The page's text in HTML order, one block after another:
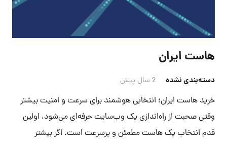
هاست ایران
دسته‌بندی نشده 2 سال پیش
خرید هاست ایران؛ انتخابی هوشمند برای سرعت و امنیت بیشتر
وقتی صحبت از راه‌اندازی یک وب‌سایت حرفه‌ای می‌شود، اولین
قدم انتخاب یک هاست مطمئن و پرسرعت است. اگر بیشتر